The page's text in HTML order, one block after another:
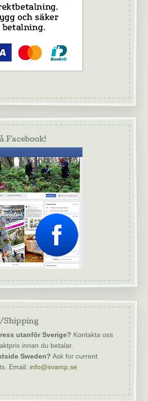
Facebook!
Shipping
utanför Sverige? Kontakta oss
innan du betalar.
Sweden? Ask for current
Email: info@svamp.se